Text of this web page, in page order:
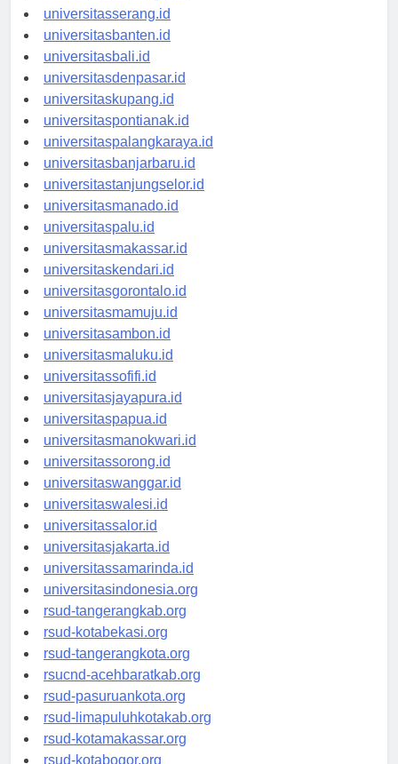
universitassurabaya.id
universitasserang.id
universitasbanten.id
universitasbali.id
universitasdenpasar.id
universitaskupang.id
universitaspontianak.id
universitaspalangkaraya.id
universitasbanjarbaru.id
universitastanjungselor.id
universitasmanado.id
universitaspalu.id
universitasmakassar.id
universitaskendari.id
universitasgorontalo.id
universitasmamuju.id
universitasambon.id
universitasmaluku.id
universitassofifi.id
universitasjayapura.id
universitaspapua.id
universitasmanokwari.id
universitassorong.id
universitaswanggar.id
universitaswalesi.id
universitassalor.id
universitasjakarta.id
universitassamarinda.id
universitasindonesia.org
rsud-tangerangkab.org
rsud-kotabekasi.org
rsud-tangerangkota.org
rsucnd-acehbaratkab.org
rsud-pasuruankota.org
rsud-limapuluhkotakab.org
rsud-kotamakassar.org